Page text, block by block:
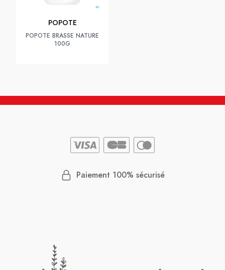
POPOTE
POPOTE BRASSE NATURE
100G
Paiement 100% sécurisé